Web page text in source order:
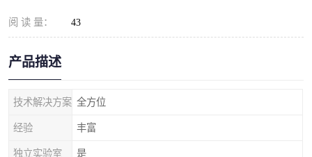
阅 读 量： 43
产品描述
技术解决方案 全方位
经验 丰富
独立实验室 是